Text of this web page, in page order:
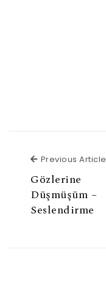
Previous Article
Gözlerine
Düşmüşüm –
Seslendirme